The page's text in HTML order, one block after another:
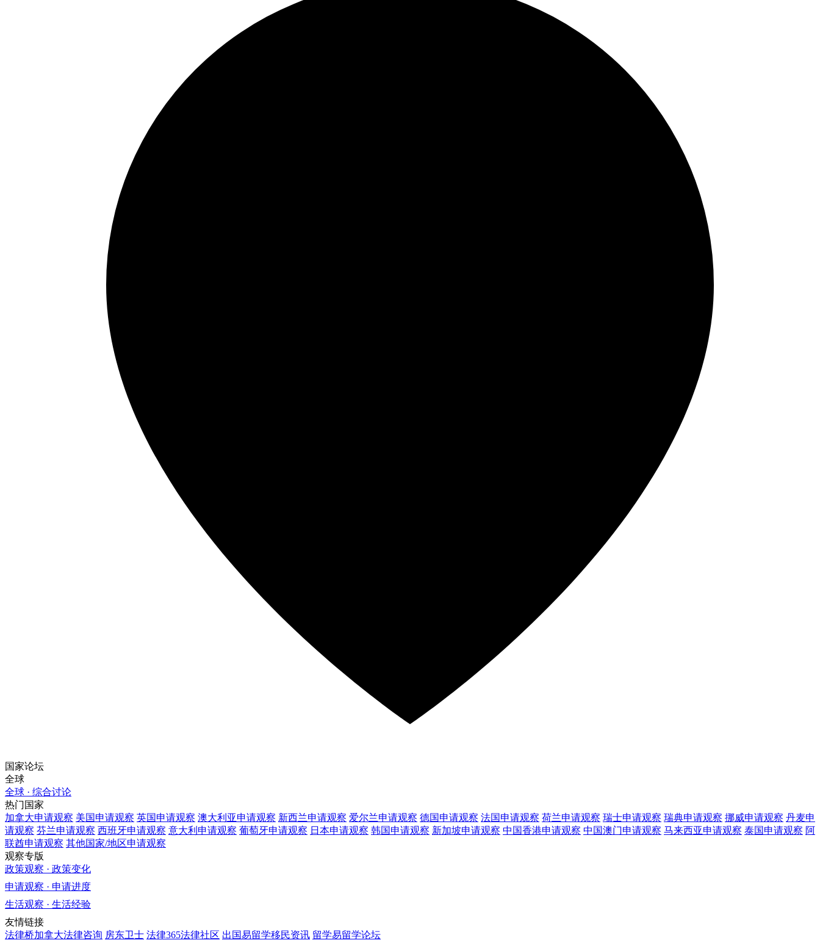
国家论坛
全球
全球 · 综合讨论
热门国家
加拿大申请观察 美国申请观察 英国申请观察 澳大利亚申请观察 新西兰申请观察 爱尔兰申请观察 德国申请观察 法国申请观察 荷兰申请观察 瑞士申请观察 瑞典申请观察 挪威申请观察 丹麦申
请观察 芬兰申请观察 西班牙申请观察 意大利 申请观察 葡萄牙申请观察 日本申请观察 韩国申请观察 新加坡申请观察 中国香港申请观察 中国澳门申请观察 马来西亚申请观察 泰国申请观察 阿
联酋申请观察 其他国家/地区申请观察
观察专版
政策观察 · 政策变化
申请观察 · 申请进度
生活观察 · 生活经验
友情链接
法律桥加拿大法律咨询 房东卫士 法律365法律社区 出国易留学移民资讯 留学易留学论坛